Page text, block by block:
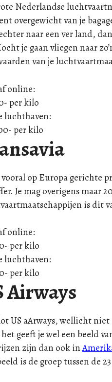
Nederlandse
overgewicht van je
naar een ver land,
je gaan vliegen naar
van je
online:
per kilo
luchthaven:
per kilo
vooral op Europa gerichte
Je mag overigens maar
is dit
online:
per kilo
luchthaven:
per kilo
Airways
US aArways, wellicht
geeft je wel een beeld
zijn dan ook in
is de groep tussen de